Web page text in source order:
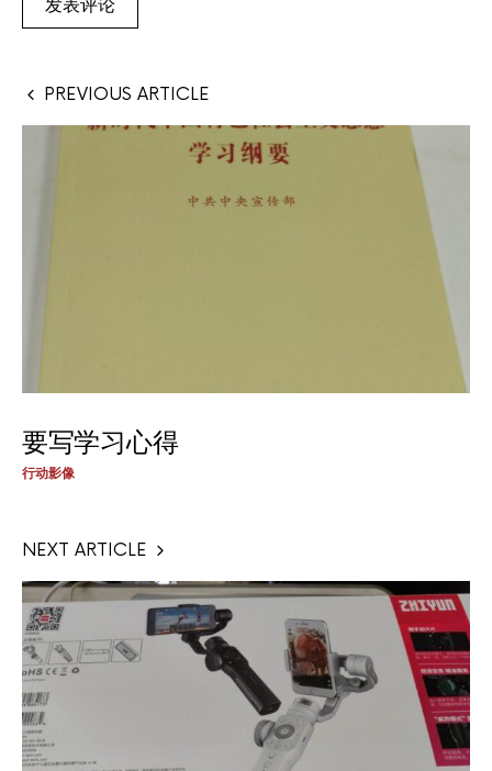
PREVIOUS ARTICLE
要写学习心得
行动影像
NEXT ARTICLE